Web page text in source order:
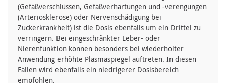
(Gefäßverschlüssen, Gefäßverhärtungen und -verengungen
(Arteriosklerose) oder Nervenschädigung bei
Zuckerkrankheit) ist die Dosis ebenfalls um ein Drittel zu
verringern. Bei eingeschränkter Leber- oder
Nierenfunktion können besonders bei wiederholter
Anwendung erhöhte Plasmaspiegel auftreten. In diesen
Fällen wird ebenfalls ein niedrigerer Dosisbereich
empfohlen.